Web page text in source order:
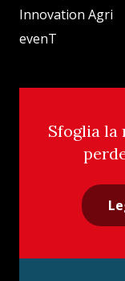
Innovation Agri
evenT
Sfoglia la